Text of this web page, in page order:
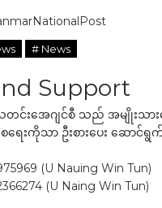
# News
Support
သတင်းအေဂျင်စီ သည် အမျိုးသာ
ရေးကိုသာ ဦးစားပေး ဆော
(U Nauing Win Tun)
(U Naing Win Tun)